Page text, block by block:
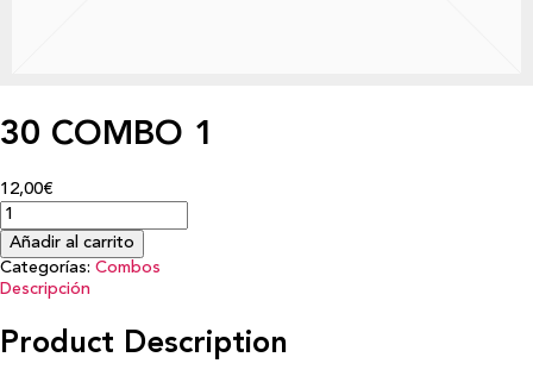
30 COMBO 1
12,00€
Añadir al carrito
Categorías: Combos
Descripción
Product Description